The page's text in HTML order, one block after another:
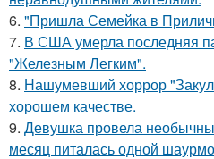
6. "Пришла Семейка в
7. В США умерла последняя
"Железным Легким".
8. Нашумевший хоррор
хорошем качестве.
9. Девушка провела
месяц питалась одной